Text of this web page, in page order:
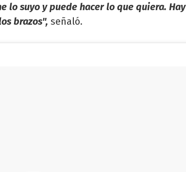
lo suyo y puede hacer lo que quiera. Hay
brazos", señaló.